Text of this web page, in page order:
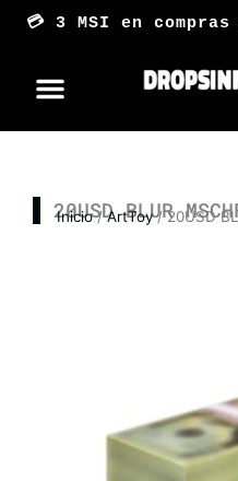
💳 3 MSI en
20USD BLUR
Inicio/ArtToy/ 20USD